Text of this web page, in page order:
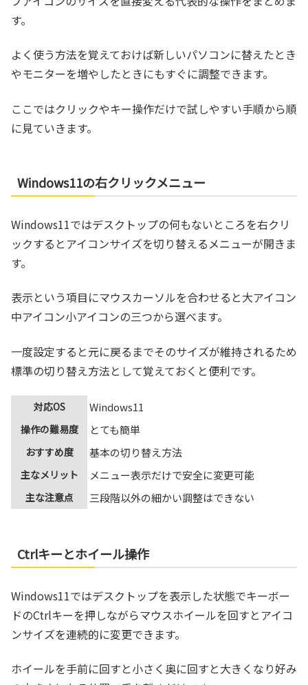
す。
よく使う方法を覚えておけば新しいパソコンに替えたとき
やモニターを増やしたときにもすぐに調整できます。
ここではクリックやキー操作だけで試しやすい手順から順
に見ていきます。
Windows11の右クリックメニュー
Windows11ではデスクトップの何もないところを右クリ
ックするとアイコンサイズを切り替えるメニューが開きま
す。
表示という項目にマウスカーソルを合わせると大アイコン
中アイコン小アイコンの三つから選べます。
一度設定すると元に戻るまでそのサイズが維持されるため
標準の切り替え方法として覚えておくと便利です。
対応OS Windows11
操作の難易度 とても簡単
おすすめ度 基本の切り替え方法
主なメリット メニュー表示だけで安全に変更可能
主な注意点 三段階以外の細かい調整はできない
Ctrlキーとホイール操作
Windows11ではデスクトップを表示した状態でキーボー
ドのCtrlキーを押しながらマウスホイールを回すとアイコ
ンサイズを連続的に変更できます。
ホイールを手前に回すと小さく奥に回すと大きくなり好み